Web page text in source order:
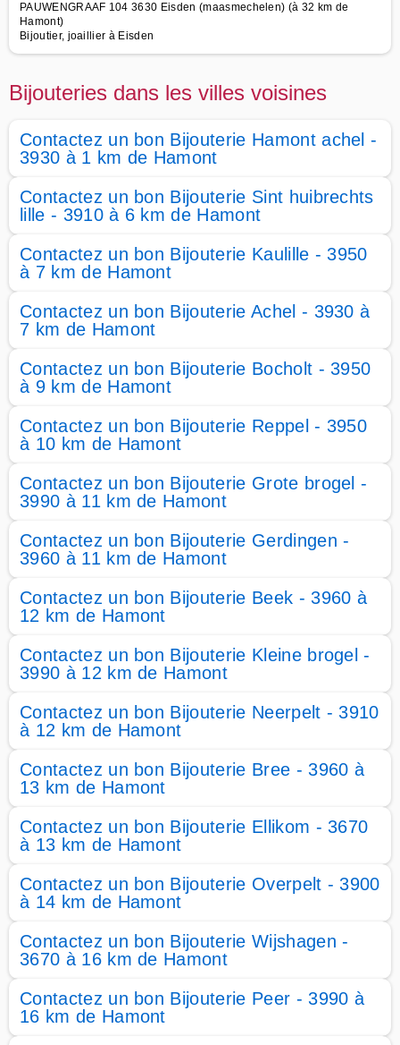
PAUWENGRAAF 104 3630 Eisden (maasmechelen) (à 32 km de
Hamont)
Bijoutier, joaillier à Eisden
Bijouteries dans les villes voisines
Contactez un bon Bijouterie Hamont achel -
3930 à 1 km de Hamont
Contactez un bon Bijouterie Sint huibrechts
lille - 3910 à 6 km de Hamont
Contactez un bon Bijouterie Kaulille - 3950
à 7 km de Hamont
Contactez un bon Bijouterie Achel - 3930 à
7 km de Hamont
Contactez un bon Bijouterie Bocholt - 3950
à 9 km de Hamont
Contactez un bon Bijouterie Reppel - 3950
à 10 km de Hamont
Contactez un bon Bijouterie Grote brogel -
3990 à 11 km de Hamont
Contactez un bon Bijouterie Gerdingen -
3960 à 11 km de Hamont
Contactez un bon Bijouterie Beek - 3960 à
12 km de Hamont
Contactez un bon Bijouterie Kleine brogel -
3990 à 12 km de Hamont
Contactez un bon Bijouterie Neerpelt - 3910
à 12 km de Hamont
Contactez un bon Bijouterie Bree - 3960 à
13 km de Hamont
Contactez un bon Bijouterie Ellikom - 3670
à 13 km de Hamont
Contactez un bon Bijouterie Overpelt - 3900
à 14 km de Hamont
Contactez un bon Bijouterie Wijshagen -
3670 à 16 km de Hamont
Contactez un bon Bijouterie Peer - 3990 à
16 km de Hamont